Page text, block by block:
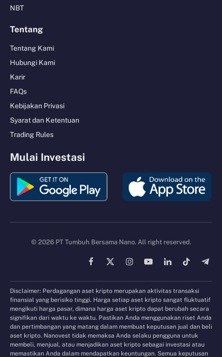
NBT
Tentang
Tentang Kami
Hubungi Kami
Karir
FAQs
Kebijakan Privasi
Syarat dan Ketentuan
Trading Rules
Mulai Investasi
© 2026 PT Tumbuh Bersama Nano. All right reserved.
Facebook
X
InstagramYouTubeLinkedInTikTok
Disclaimer: Perdagangan aset kripto merupakan aktivitas transaksi
finansial yang berisiko tinggi. Harga setiap aset kripto sangat fluktuatif
mengikuti harga pasar, dimana harga aset kripto dapat berubah secara
signifikan dari waktu ke waktu. Pastikan Anda menggunakan riset Anda
dan pertimbangan yang matang dalam membuat keputusan jual dan beli
aset kripto. Nanovest tidak memaksa Anda selaku pengguna untuk
membeli, menjual, atau menjadikan aset kripto sebagai investasi atau
memastikan Anda dalam mendapatkan keuntungan. Semua keputusan